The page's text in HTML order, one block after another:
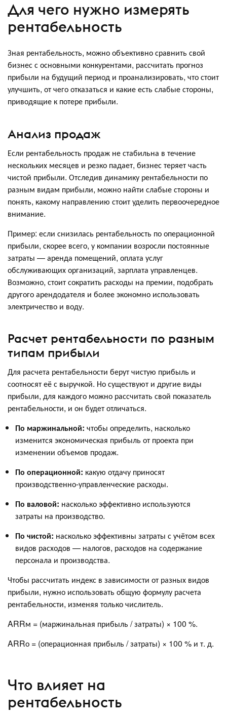
Для чего нужно измерять
рентабельность
Зная рентабельность, можно объективно сравнить свой
бизнес с основными конкурентами, рассчитать прогноз
прибыли на будущий период и проанализировать, что стоит
улучшить, от чего отказаться и какие есть слабые стороны,
приводящие к потере прибыли.
Анализ продаж
Если рентабельность продаж не стабильна в течение
нескольких месяцев и резко падает, бизнес теряет часть
чистой прибыли. Отследив динамику рентабельности по
разным видам прибыли, можно найти слабые стороны и
понять, какому направлению стоит уделить первоочередное
внимание.
Пример: если снизилась рентабельность по операционной
прибыли, скорее всего, у компании возросли постоянные
затраты — аренда помещений, оплата услуг
обслуживающих организаций, зарплата управленцев.
Возможно, стоит сократить расходы на премии, подобрать
другого арендодателя и более экономно использовать
электричество и воду.
Расчет рентабельности по разным
типам прибыли
Для расчета рентабельности берут чистую прибыль и
соотносят её с выручкой. Но существуют и другие виды
прибыли, для каждого можно рассчитать свой показатель
рентабельности, и он будет отличаться.
По маржинальной: чтобы определить, насколько
изменится экономическая прибыль от проекта при
изменении объемов продаж.
По операционной: какую отдачу приносят
производственно-управленческие расходы.
По валовой: насколько эффективно используются
затраты на производство.
По чистой: насколько эффективны затраты с учётом всех
видов расходов — налогов, расходов на содержание
персонала и производства.
Чтобы рассчитать индекс в зависимости от разных видов
прибыли, нужно использовать общую формулу расчета
рентабельности, изменяя только числитель.
ARRм = (маржинальная прибыль / затраты) × 100 %.
ARRо = (операционная прибыль / затраты) × 100 % и т. д.
Что влияет на
рентабельность